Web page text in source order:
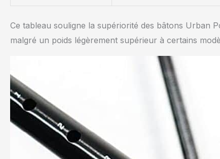
Ce tableau souligne la supériorité des bâtons Urban
malgré un poids légèrement supérieur à certains